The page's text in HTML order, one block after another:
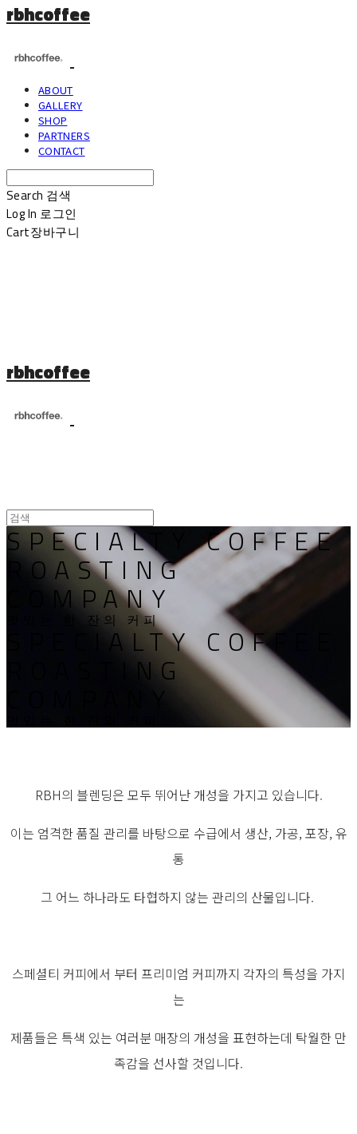
rbhcoffee
ABOUT
GALLERY
SHOP
PARTNERS
CONTACT
Search 검색
Log In 로그인
Cart장바구니
rbhcoffee
SPECIALTY COFFEE
ROASTING
COMPANY
맛있는 한 잔의 커피
SPECIALTY COFFEE
ROASTING
RBH의 블렌딩은 모두 뛰어난 개성을 가지고 있습니다.
이는 엄격한 품질 관리를 바탕으로 수급에서 생산, 가공, 포장, 유
통
그 어느 하나라도 타협하지 않는 관리의 산물입니다.
스페셜티 커피에서 부터 프리미엄 커피까지 각자의 특성을 가지
는
제품들은 특색 있는 여러분 매장의 개성을 표현하는데 탁월한 만
족감을 선사할 것입니다.